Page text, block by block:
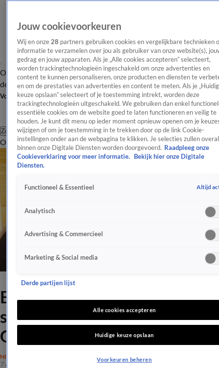
OverzichtAfleveringen Entertainment TV Algemeen
Tip
de redactieNieuwsbrief
Volg Shownieuws
Zoeken
OverzichtEntertainmentSpraakmakendRealityCrimeVideo's
Emotionele René Froger
speecht op uitvaart Dominic
Grant
NIEUWS
7 dec 2020, 15:09
Jouw cookievoorkeuren
Wij en onze 28 partners gebruiken cookies en vergelijkbare technieken
informatie te verzamelen over jou als gebruiker van onze website(s),
gedrag en jouw apparaten. Als je „Alle cookies accepteren” selecteert,
worden trackingtechnologieën ingeschakeld om onze advertenties en
content te kunnen personaliseren, onze producten en diensten te
en om de prestaties van advertenties en content te meten. Als je
keuze opslaan” selecteert of je toestemming intrekt, worden deze
trackingtechnologieën uitgeschakeld. We gebruiken dan enkel
essentiële cookies om de website goed te laten functioneren en veilig te
houden. Je kunt dit menu op ieder moment opnieuw openen om je
wijzigen of om je toestemming in te trekken door op de link Cookie-
instellingen onder aan de webpagina te klikken. Je selecties zullen overal
binnen onze Digitale Diensten worden doorgevoerd. Raadpleeg onze
Cookieverklaring voor meer informatie.
Bekijk hier onze Digitale
Diensten.
Functioneel & Essentieel Altijd
Analytisch
Advertising & Commercieel
Marketing & Social media
Derde partijen lijst
Alle cookies accepteren
Huidige keuze opslaan
Voorkeuren beheren